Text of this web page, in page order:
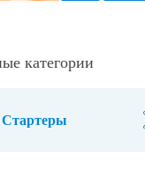
категории
Стартеры